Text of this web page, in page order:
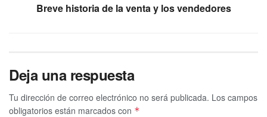
Breve historia de la venta y los vendedores
Deja una respuesta
Tu dirección de correo electrónico no será publicada. Los campos
obligatorios están marcados con *